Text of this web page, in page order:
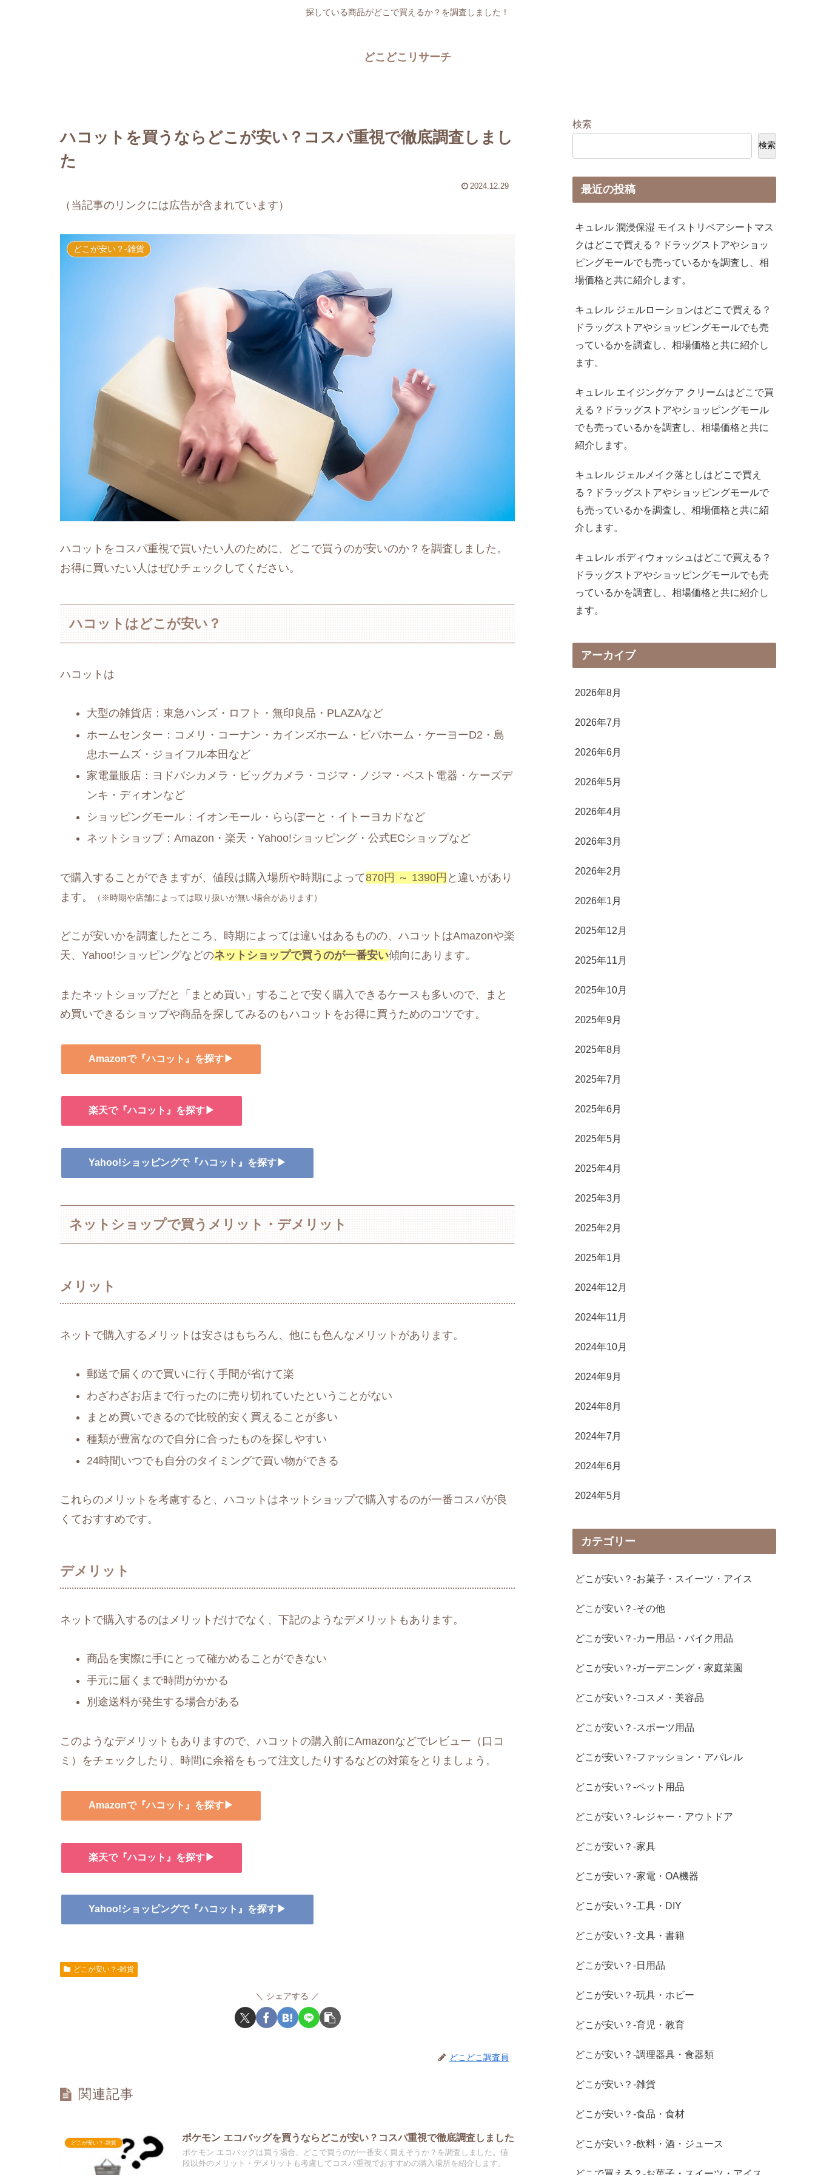
探している商品がどこで買えるか？を調査しました！
どこどこリサーチ
ハコットを買うならどこが安い？コスパ重視で徹底調査しまし
た
2024.12.29
（当記事のリンクには広告が含まれています）
どこが安い？-雑貨
ハコットをコスパ重視で買いたい人のために、どこで買うのが安いのか？を調査しました。
お得に買いたい人はぜひチェックしてください。
ハコットはどこが安い？
ハコットは
大型の雑貨店：東急ハンズ・ロフト・無印良品・PLAZAなど
ホームセンター：コメリ・コーナン・カインズホーム・ビバホーム・ケーヨーD2・島
忠ホームズ・ジョイフル本田など
家電量販店：ヨドバシカメラ・ビッグカメラ・コジマ・ノジマ・ベスト電器・ケーズデ
ンキ・ディオンなど
ショッピングモール：イオンモール・ららぽーと・イトーヨカドなど
ネットショップ：Amazon・楽天・Yahoo!ショッピング・公式ECショップなど
で購入することができますが、値段は購入場所や時期によって870円 ～ 1390円 と違いがあり
ます。
（※時期や店舗によっては取り扱いが無い場合があります）
どこが安いかを調査したところ、時期によっては違いはあるものの、ハコットはAmazonや楽
天、Yahoo!ショッピングなどのネットショップで買うのが一番安い傾向にあります。
またネットショップだと「まとめ買い」することで安く購入できるケースも多いので、まと
め買いできるショップや商品を探してみるのもハコットをお得に買うためのコツです。
Amazonで『ハコット』を探す▶
楽天で『ハコット』を探す▶
Yahoo!ショッピングで『ハコット』を探す▶
ネットショップで買うメリット・デメリット
メリット
ネットで購入するメリットは安さはもちろん、他にも色んなメリットがあります。
郵送で届くので買いに行く手間が省けて楽
わざわざお店まで行ったのに売り切れていたということがない
まとめ買いできるので比較的安く買えることが多い
種類が豊富なので自分に合ったものを探しやすい
24時間いつでも自分のタイミングで買い物ができる
これらのメリットを考慮すると、ハコットはネットショップで購入するのが一番コスパが良
くておすすめです。
デメリット
ネットで購入するのはメリットだけでなく、下記のようなデメリットもあります。
商品を実際に手にとって確かめることができない
手元に届くまで時間がかかる
別途送料が発生する場合がある
このようなデメリットもありますので、ハコットの購入前にAmazonなどでレビュー（口コ
ミ）をチェックしたり、時間に余裕をもって注文したりするなどの対策をとりましょう。
Amazonで『ハコット』を探す▶
楽天で『ハコット』を探す▶
Yahoo!ショッピングで『ハコット』を探す▶
どこが安い？-雑貨
シェアする
どこどこ調査員
関連記事
どこが安い？-雑貨 ポケモン エコバッグを買うならどこが安い？コスパ重視で徹底調査しました
ポケモン エコバッグは買う場合、どこで買うのが一番安く買えそうか？を調査しました。値
段以外のメリット・デメリットも考慮してコスパ重視でおすすめの購入場所を紹介します。
検索
検索
最近の投稿
キュレル 潤浸保湿 モイストリペアシートマス
クはどこで買える？ドラッグストアやショッ
ピングモールでも売っているかを調査し、相
場価格と共に紹介します。
キュレル ジェルローションはどこで買える？
ドラッグストアやショッピングモールでも売
っているかを調査し、相場価格と共に紹介し
ます。
キュレル エイジングケア クリームはどこで買
える？ドラッグストアやショッピングモール
でも売っているかを調査し、相場価格と共に
紹介します。
キュレル ジェルメイク落としはどこで買え
る？ドラッグストアやショッピングモールで
も売っているかを調査し、相場価格と共に紹
介します。
キュレル ボディウォッシュはどこで買える？
ドラッグストアやショッピングモールでも売
っているかを調査し、相場価格と共に紹介し
ます。
アーカイブ
2026年8月
2026年7月
2026年6月
2026年5月
2026年4月
2026年3月
2026年2月
2026年1月
2025年12月
2025年11月
2025年10月
2025年9月
2025年8月
2025年7月
2025年6月
2025年5月
2025年4月
2025年3月
2025年2月
2025年1月
2024年12月
2024年11月
2024年10月
2024年9月
2024年8月
2024年7月
2024年6月
2024年5月
カテゴリー
どこが安い？-お菓子・スイーツ・アイス
どこが安い？-その他
どこが安い？-カー用品・バイク用品
どこが安い？-ガーデニング・家庭菜園
どこが安い？-コスメ・美容品
どこが安い？-スポーツ用品
どこが安い？-ファッション・アパレル
どこが安い？-ペット用品
どこが安い？-レジャー・アウトドア
どこが安い？-家具
どこが安い？-家電・OA機器
どこが安い？-工具・DIY
どこが安い？-文具・書籍
どこが安い？-日用品
どこが安い？-玩具・ホビー
どこが安い？-育児・教育
どこが安い？-調理器具・食器類
どこが安い？-雑貨
どこが安い？-食品・食材
どこが安い？-飲料・酒・ジュース